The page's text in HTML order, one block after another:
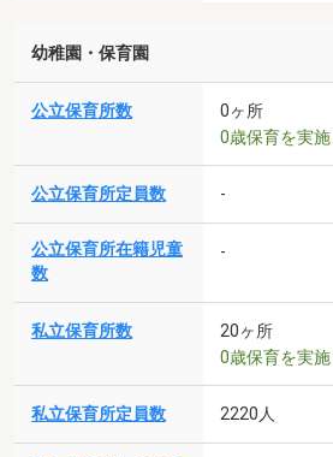
幼稚園・保育園
公立保育所数
0ヶ所
0歳保育を実施
公立保育所定員数 -
公立保育所在籍児童
数
-
私立保育所数
20ヶ所
0歳保育を実施
私立保育所定員数 2220人